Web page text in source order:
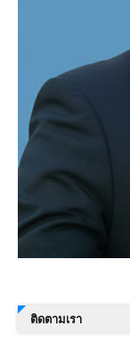
ติดตามเรา